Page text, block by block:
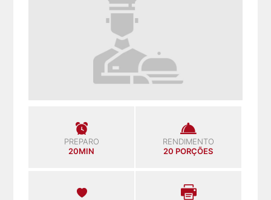
PREPARO
20MIN
RENDIMENTO
20 PORÇÕES